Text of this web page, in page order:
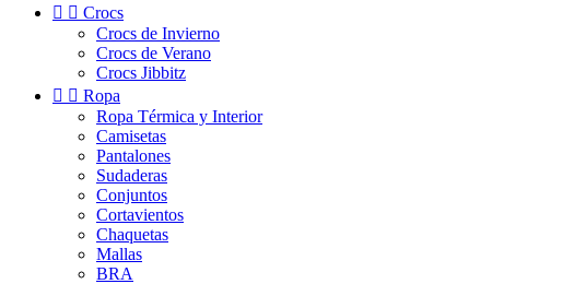
  Crocs
Crocs de Invierno
Crocs de Verano
Crocs Jibbitz
  Ropa
Ropa Térmica y Interior
Camisetas
Pantalones
Sudaderas
Conjuntos
Cortavientos
Chaquetas
Mallas
BRA